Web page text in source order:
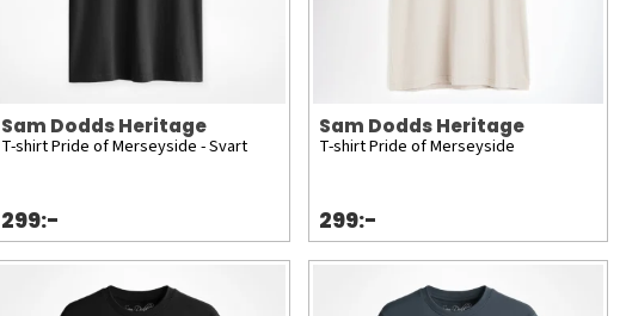
Sam Dodds Heritage
T-shirt Pride of Merseyside - Svart
299:-
Sam Dodds Heritage
T-shirt Pride of Merseyside
299:-